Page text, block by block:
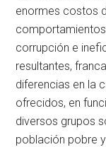
enormes costos
corrupción e
resultantes,
diferencias en la
ofrecidos, en
diversos grupos
población pobre